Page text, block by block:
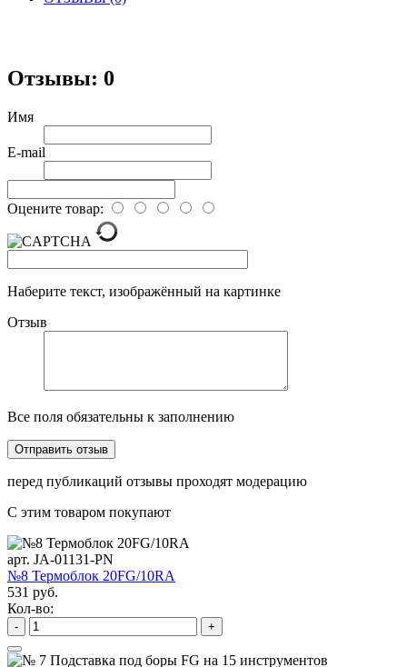
Отзывы: 0
Имя
E-mail
Оцените товар:
Наберите текст, изображённый на картинке
Отзыв
Все поля обязательны к заполнению
перед публикаций отзывы проходят модерацию
С этим товаром покупают
арт. JA-01131-PN
№8 Термоблок 20FG/10RA
531 руб.
Кол-во:
- +